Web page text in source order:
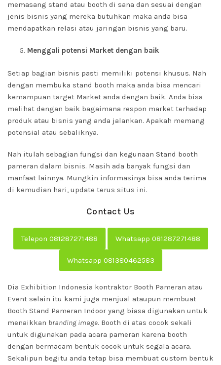
memasang stand atau booth di sana dan sesuai dengan
jenis bisnis yang mereka butuhkan maka anda bisa
mendapatkan relasi atau jaringan bisnis yang baru.
Menggali potensi Market dengan baik
Setiap bagian bisnis pasti memiliki potensi khusus. Nah
dengan membuka stand booth maka anda bisa mencari
kemampuan target Market anda dengan baik. Anda bisa
melihat dengan baik bagaimana respon market terhadap
produk atau bisnis yang anda jalankan. Apakah memang
potensial atau sebaliknya.
Nah itulah sebagian fungsi dan kegunaan Stand booth
pameran dalam bisnis. Masih ada banyak fungsi dan
manfaat lainnya. Mungkin informasinya bisa anda terima
di kemudian hari, update terus situs ini.
Contact Us
Telepon 081287271488 Whatsapp 081287271488
Whatsapp 081380462583
Dia Exhibition Indonesia kontraktor Booth Pameran atau
Event selain itu kami juga menjual ataupun membuat
Booth Stand Pameran Indoor yang biasa digunakan untuk
menaikkan branding image. Booth di atas cocok sekali
untuk digunakan pada acara pameran karena booth
dengan bermacam bentuk cocok untuk segala acara.
Sekalipun begitu anda tetap bisa membuat custom bentuk